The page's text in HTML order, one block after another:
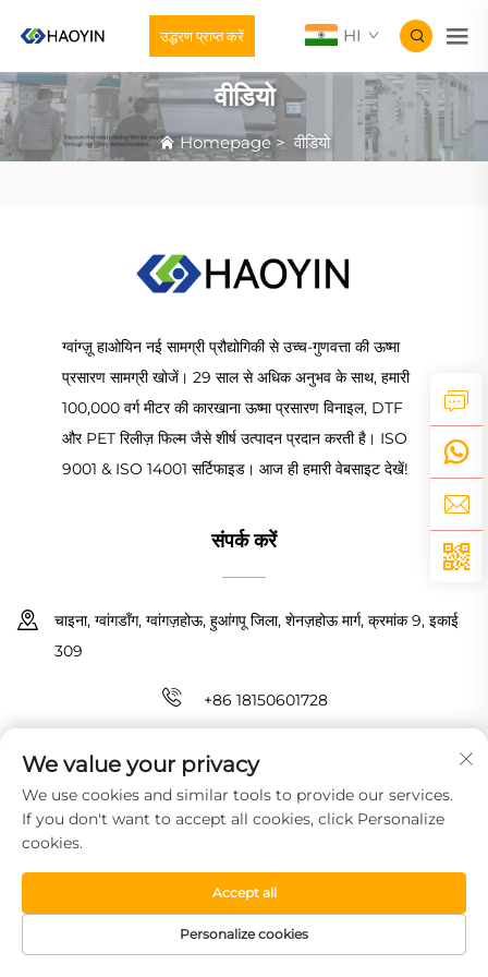
उद्धरण प्राप्त करें HI
वीडियो
Homepage> वीडियो
ग्वांग्ज़ू हाओयिन नई सामग्री प्रौद्योगिकी से उच्च-गुणवत्ता की ऊष्मा
प्रसारण सामग्री खोजें। 29 साल से अधिक अनुभव के साथ, हमारी
100,000 वर्ग मीटर की कारखाना ऊष्मा प्रसारण विनाइल, DTF
और PET रिलीज़ फिल्म जैसे शीर्ष उत्पादन प्रदान करती है। ISO
9001 & ISO 14001 सर्टिफाइड। आज ही हमारी वेबसाइट देखें!
संपर्क करें
चाइना, ग्वांगडॉंग, ग्वांगज़होऊ, हुआंगपू जिला, शेनज़होऊ मार्ग, क्रमांक 9, इकाई
309
+86 18150601728
कॉपीराइट © 2026 गुआंगज़ौ हाओयिन न्यू मैटरियल टेक्नोलॉजी कंपनी लिमिटेड। सर्वाधिकार
सुरक्षित। गोपनीयता नीति
HOMEPAGE उत्पाद मुफ्त नमूना टेलीफोन
We value your privacy
We use cookies and similar tools to provide our services.
If you don't want to accept all cookies, click Personalize
cookies.
Personalize cookies
Accept all